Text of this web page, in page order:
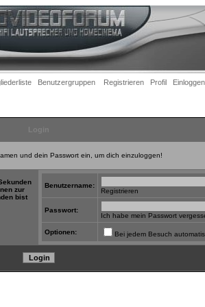
Benutzergruppen Registrieren Profil
und dein Passwort ein, um dich einzuloggen!
zur
bist
Benutzername:
Registrieren
Passwort:
Ich habe mein Passwort
Optionen: Bei jedem Besuch